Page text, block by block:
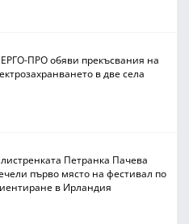
ПРО обяви прекъсвания на
в две села
Петранка Пачева
първо място на фестивал по
в Ирландия